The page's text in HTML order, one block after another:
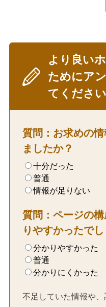
より良い
ためにア
てください
質問：お求めの
ましたか？
十分だった
普通
情報が足りない
質問：ページの
りやすかったで
分かりやすかった
普通
分かりにくかった
不足していた情報や